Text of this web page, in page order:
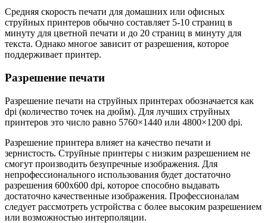
Средняя скорость печати для домашних или офисных
струйных принтеров обычно составляет 5-10 страниц в
минуту для цветной печати и до 20 страниц в минуту для
текста. Однако многое зависит от разрешения, которое
поддерживает принтер.
Разрешение печати
Разрешение печати на струйных принтерах обозначается как
dpi (количество точек на дюйм). Для лучших струйных
принтеров это число равно 5760×1440 или 4800×1200 dpi.
Разрешение принтера влияет на качество печати и
зернистость. Струйные принтеры с низким разрешением не
смогут производить безупречные изображения. Для
непрофессионального использования будет достаточно
разрешения 600х600 dpi, которое способно выдавать
достаточно качественные изображения. Профессионалам
следует рассмотреть устройства с более высоким разрешением
или возможностью интерполяции.